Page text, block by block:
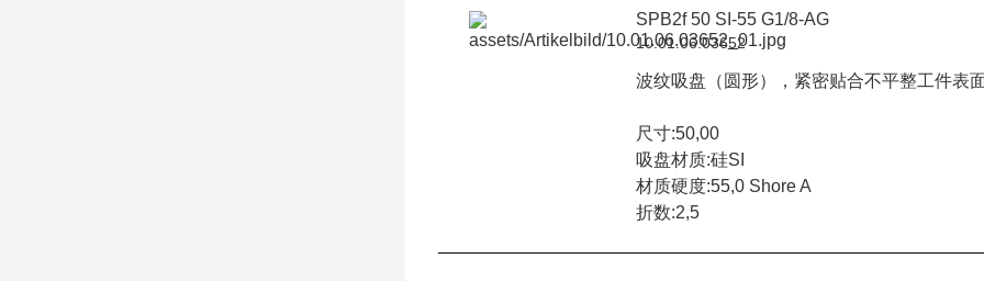
SPB2f 50 SI-55 G1/8-AG
10.01.06.03652
波纹吸盘（圆形），紧密贴合不平整工件表
尺寸:50,00
吸盘材质:硅SI
材质硬度:55,0 Shore A
折数:2,5